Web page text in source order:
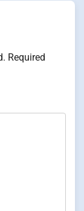
Required